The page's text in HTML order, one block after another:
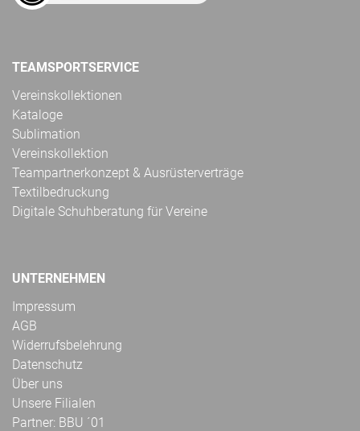
TEAMSPORTSERVICE
Vereinskollektionen
Kataloge
Sublimation
Vereinskollektion
Teampartnerkonzept & Ausrüsterverträge
Textilbedruckung
Digitale Schuhberatung für Vereine
UNTERNEHMEN
Impressum
AGB
Widerrufsbelehrung
Datenschutz
Über uns
Unsere Filialen
Partner: BBU ´01